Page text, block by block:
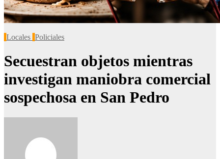
Locales Policiales
Secuestran objetos mientras
investigan maniobra comercial
sospechosa en San Pedro